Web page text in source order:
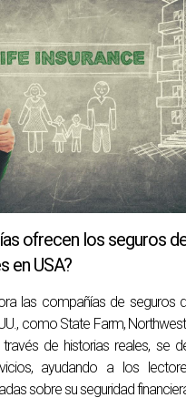
su salud bajo control.
elección porque priorizó su
y el cuidado preventivo
HMO porque valoraba los
como chequeos anuales
decidió cambiarse a
debido a las restricciones
inesperado le enseñó la
el costo inicial del
afectar su acceso a
circunstancias.
ofrecen los seguros
en USA?
las compañías de seguros
como State Farm,
de historias reales, se
ayudando a los
sobre su seguridad